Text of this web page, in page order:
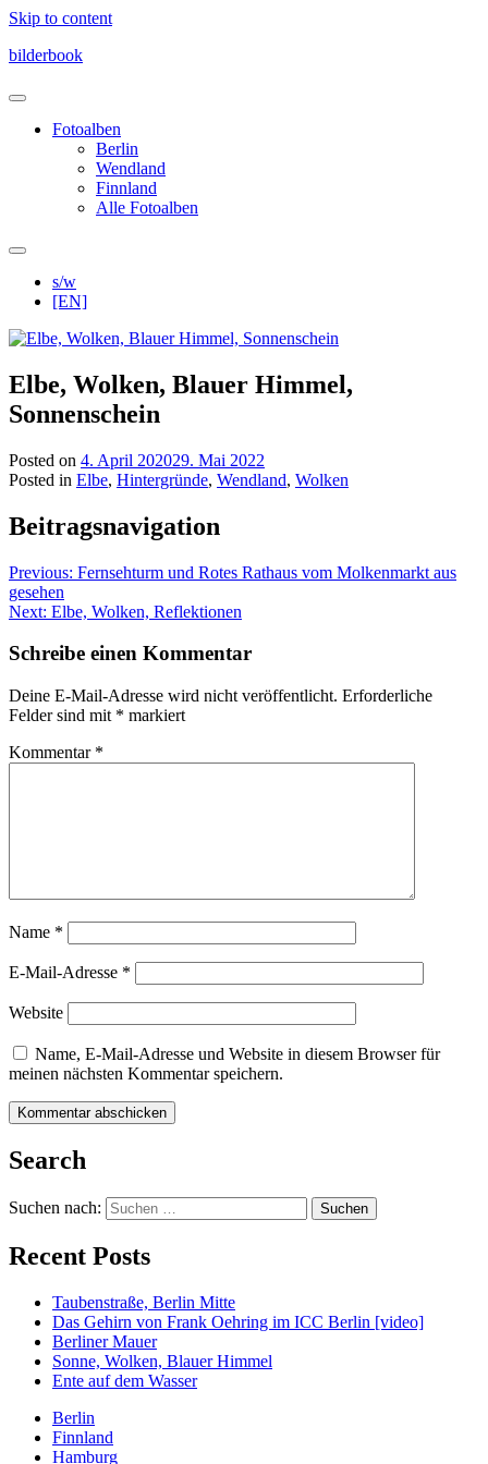
Skip to content
bilderbook
Fotoalben
Berlin
Wendland
Finnland
Alle Fotoalben
s/w
[EN]
Elbe, Wolken, Blauer Himmel,
Sonnenschein
Posted on 4. April 202029. Mai 2022
Posted in Elbe, Hintergründe, Wendland, Wolken
Beitragsnavigation
Previous: Fernsehturm und Rotes Rathaus vom Molkenmarkt aus
gesehen
Next: Elbe, Wolken, Reflektionen
Schreibe einen Kommentar
Deine E-Mail-Adresse wird nicht veröffentlicht. Erforderliche
Felder sind mit * markiert
Kommentar *
Name *
E-Mail-Adresse *
Website
Name, E-Mail-Adresse und Website in diesem Browser für
meinen nächsten Kommentar speichern.
Search
Suchen nach:
Recent Posts
Taubenstraße, Berlin Mitte
Das Gehirn von Frank Oehring im ICC Berlin [video]
Berliner Mauer
Sonne, Wolken, Blauer Himmel
Ente auf dem Wasser
Berlin
Finnland
Hamburg